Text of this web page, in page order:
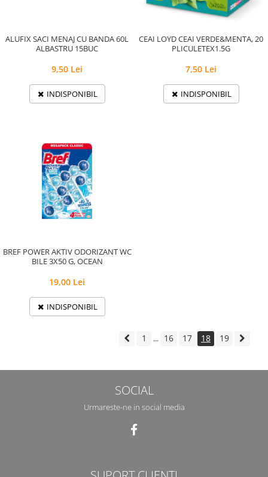
ALUFIX SACI MENAJ CU BANDA 60L
ALBASTRU 15BUC
9,50 Lei
INDISPONIBIL
CEAI LOYD CEAI VERDE&MENTA, 20
PLICULETEX1.5G
7,50 Lei
INDISPONIBIL
BREF POWER AKTIV ODORIZANT WC
BILE 3X50 G, OCEAN
19,00 Lei
INDISPONIBIL
1 ... 16 17 18 19
SOCIAL
Urmareste-ne in social media